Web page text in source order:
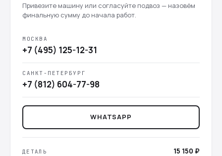
Привезите машину или согласуйте подвоз — назовём
финальную сумму до начала работ.
МОСКВА
+7 (495) 125-12-31
САНКТ-ПЕТЕРБУРГ
+7 (812) 604-77-98
WHATSAPP
ДЕТАЛЬ 15 150 ₽